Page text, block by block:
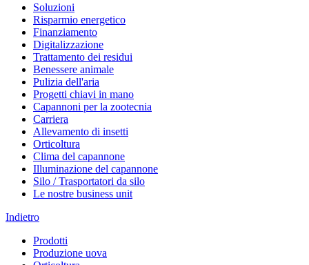
Soluzioni
Risparmio energetico
Finanziamento
Digitalizzazione
Trattamento dei residui
Benessere animale
Pulizia dell'aria
Progetti chiavi in mano
Capannoni per la zootecnia
Carriera
Allevamento di insetti
Orticoltura
Clima del capannone
Illuminazione del capannone
Silo / Trasportatori da silo
Le nostre business unit
Indietro
Prodotti
Produzione uova